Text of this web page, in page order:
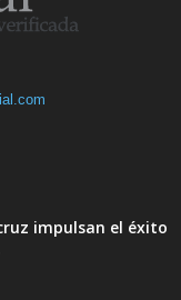
impulsan el éxito